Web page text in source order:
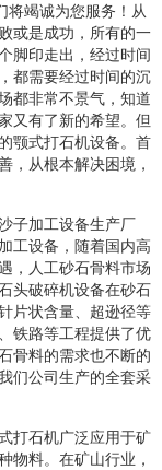
将竭诚为您服务！从
或是成功，所有的一
脚印走出，经过时间
都需要经过时间的沉
都非常不景气，知道
又有了新的希望。但
颚式打石机设备。首
，从根本解决困境，
子加工设备生产厂
工设备，随着国内高
，人工砂石骨料市场
头破碎机设备在砂石
片状含量、超逊径等
铁路等工程提供了优
骨料的需求也不断的
们公司生产的全套采
打石机广泛应用于矿
物料。在矿山行业，